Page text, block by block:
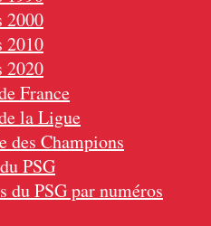
2000
2010
2020
France
la Ligue
des Champions
PSG
du PSG par numéros